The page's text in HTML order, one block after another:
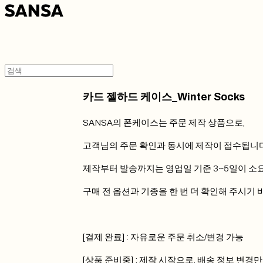
카드 젤하드 케이스_Winter Socks
SANSA의 폰케이스는 주문 제작 상품으로,
고객님의 주문 확인과 동시에 제작이 접수됩니
제작부터 발송까지는 영업일 기준 3~5일이 소
구매 전 옵션과 기종을 한 번 더 확인해 주시기
[결제 완료] : 자유로운 주문 취소/변경 가능
[상품 준비중] : 제작 시작으로, 배송 정보 변경